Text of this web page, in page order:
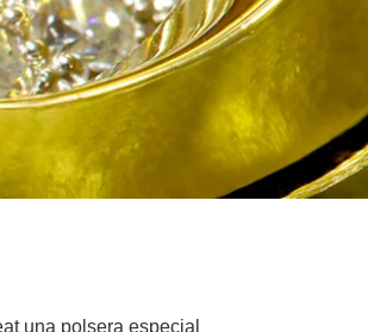
una polsera especial